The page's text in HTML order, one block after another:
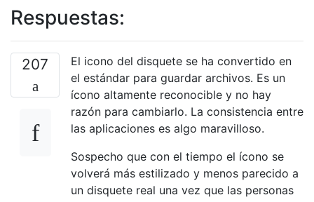
Respuestas:
207
El icono del disquete se ha convertido en
el estándar para guardar archivos. Es un
ícono altamente reconocible y no hay
razón para cambiarlo. La consistencia entre
las aplicaciones es algo maravilloso.
Sospecho que con el tiempo el ícono se
volverá más estilizado y menos parecido a
un disquete real una vez que las personas